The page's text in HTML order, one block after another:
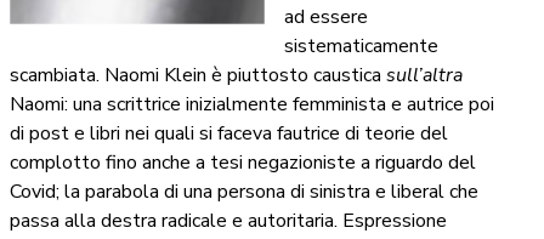
ad essere
sistematicamente
scambiata. Naomi Klein è piuttosto caustica sull’altra
Naomi: una scrittrice inizialmente femminista e autrice poi
di post e libri nei quali si faceva fautrice di teorie del
complotto fino anche a tesi negazioniste a riguardo del
Covid; la parabola di una persona di sinistra e liberal che
passa alla destra radicale e autoritaria. Espressione